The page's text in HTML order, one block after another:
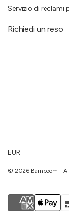
Servizio di reclami
Richiedi un reso
EUR
© 2026 Bamboom -